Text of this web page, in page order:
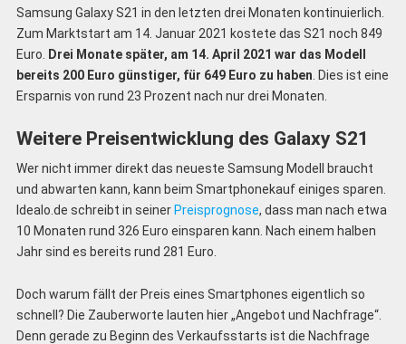
Samsung Galaxy S21 in den letzten drei Monaten kontinuierlich.
Zum Marktstart am 14. Januar 2021 kostete das S21 noch 849
Euro.
Drei Monate später, am 14. April 2021 war das Modell
bereits 200 Euro günstiger, für 649 Euro zu haben . Dies ist eine
Ersparnis von rund 23 Prozent nach nur drei Monaten.
Weitere Preisentwicklung des Galaxy S21
Wer nicht immer direkt das neueste Samsung Modell braucht
und abwarten kann, kann beim Smartphonekauf einiges sparen.
Idealo.de schreibt in seiner Preisprognose, dass man nach etwa
10 Monaten rund 326 Euro einsparen kann. Nach einem halben
Jahr sind es bereits rund 281 Euro.
Doch warum fällt der Preis eines Smartphones eigentlich so
schnell? Die Zauberworte lauten hier „Angebot und Nachfrage“.
Denn gerade zu Beginn des Verkaufsstarts ist die Nachfrage